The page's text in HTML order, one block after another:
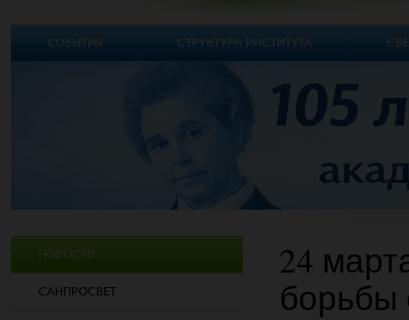
НОВОСТИ
САНПРОСВЕТ
24
борьбы
СОБЫТИЯ СТРУКТУРА ИНСТИТУТА